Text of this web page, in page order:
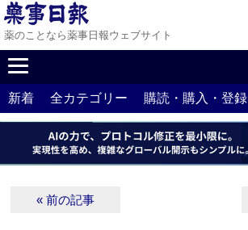
薬のことなら薬事日報ウェブサイト
新着 全カテゴリー 購読・購入・登録
« 前の記事